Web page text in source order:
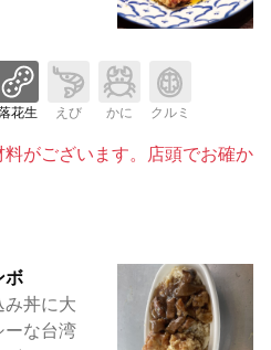
花生 えび かに クルミ
がございます。店頭でお確か
ボ
丼に大
ーな台湾